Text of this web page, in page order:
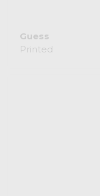
Guess
Printed